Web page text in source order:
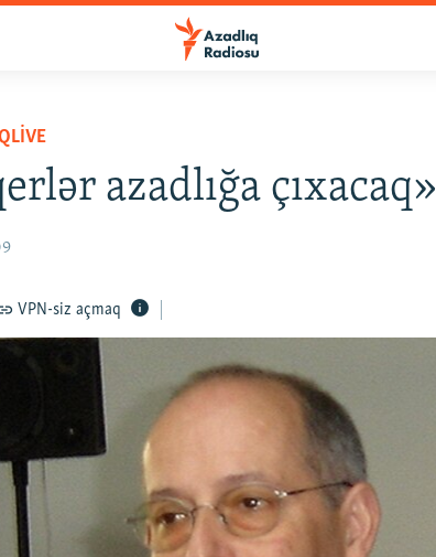
azadlığa çıxacaq»
VPN-siz açmaq